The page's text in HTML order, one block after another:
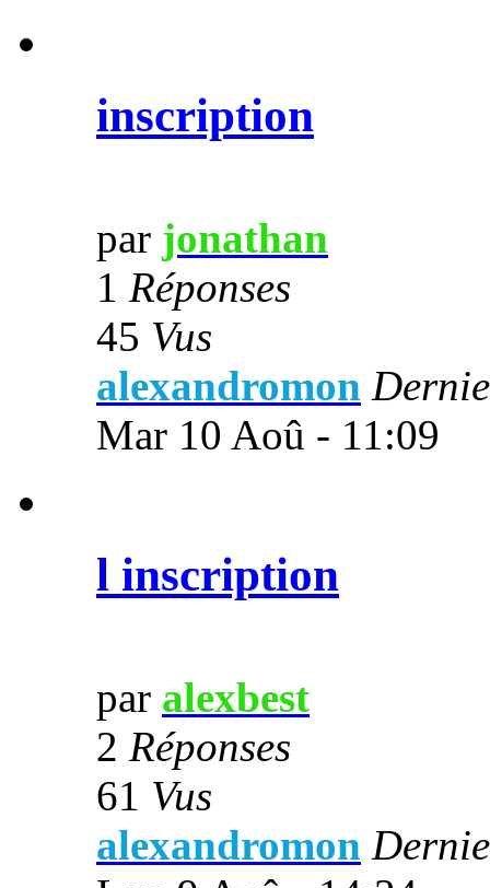
inscription
par jonathan
1 Réponses
45 Vus
alexandromon
Mar 10 Aoû - 11:09
l inscription
par alexbest
2 Réponses
61 Vus
alexandromon